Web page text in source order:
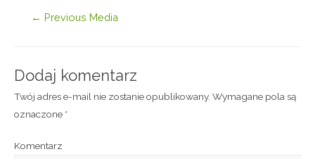
← Previous Media
Dodaj komentarz
Twój adres e-mail nie zostanie opublikowany. Wymagane pola są
oznaczone *
Komentarz